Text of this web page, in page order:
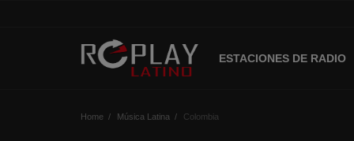
ESTACIONES DE RADIO
Home Música Latina Colombia